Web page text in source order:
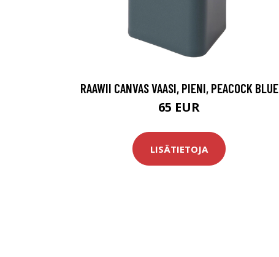
RAAWII CANVAS VAASI, PIENI, PEACOCK BLUE
65 EUR
LISÄTIETOJA